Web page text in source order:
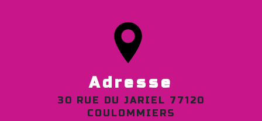
Adresse
30 RUE DU JARIEL 77120
COULOMMIERS